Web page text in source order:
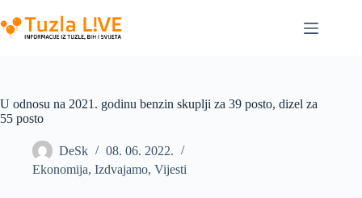
to
content
U odnosu na 2021. godinu benzin skuplji za 39 posto, dizel za
55 posto
DeSk
08. 06. 2022.
Ekonomija, Izdvajamo, Vijesti